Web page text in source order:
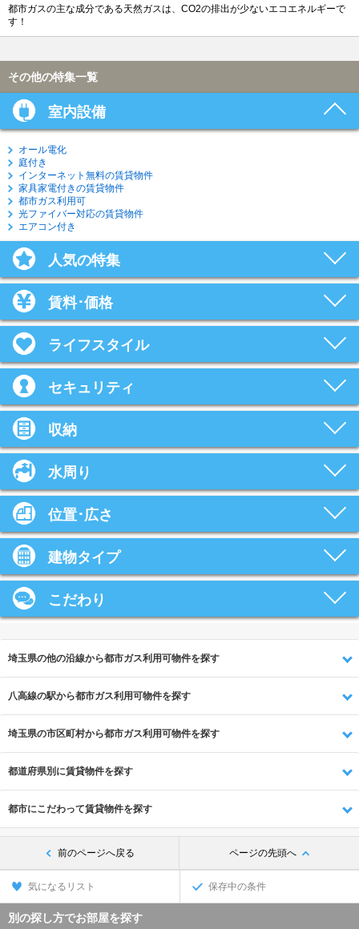
都市ガスの主な成分である天然ガスは、CO2の排出が少ないエコエネルギーで
す！
その他の特集一覧
室内設備
オール電化
庭付き
インターネット無料の賃貸物件
家具家電付きの賃貸物件
都市ガス利用可
光ファイバー対応の賃貸物件
エアコン付き
人気の特集
賃料･価格
ライフスタイル
セキュリティ
収納
水周り
位置･広さ
建物タイプ
こだわり
埼玉県の他の沿線から都市ガス利用可物件を探す
八高線の駅から都市ガス利用可物件を探す
埼玉県の市区町村から都市ガス利用可物件を探す
都道府県別に賃貸物件を探す
都市にこだわって賃貸物件を探す
前のページへ戻る ページの先頭へ
気になるリスト 保存中の条件
別の探し方でお部屋を探す